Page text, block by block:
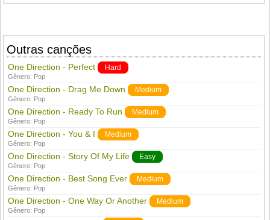
Outras canções
One Direction - Perfect Hard
Gênero: Pop
One Direction - Drag Me Down Medium
Gênero: Pop
One Direction - Ready To Run Medium
Gênero: Pop
One Direction - You & I Medium
Gênero: Pop
One Direction - Story Of My Life Easy
Gênero: Pop
One Direction - Best Song Ever Medium
Gênero: Pop
One Direction - One Way Or Another Medium
Gênero: Pop